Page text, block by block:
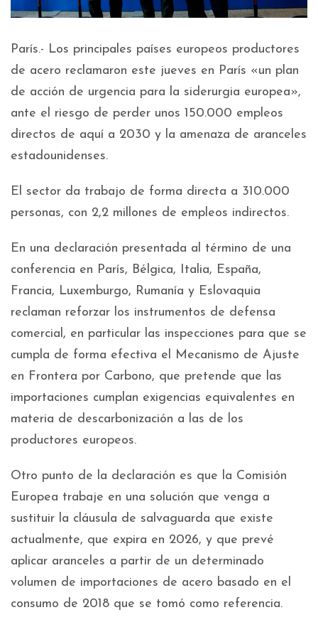
París.- Los principales países europeos productores
de acero reclamaron este jueves en París «un plan
de acción de urgencia para la siderurgia europea»,
ante el riesgo de perder unos 150.000 empleos
directos de aquí a 2030 y la amenaza de aranceles
estadounidenses.
El sector da trabajo de forma directa a 310.000
personas, con 2,2 millones de empleos indirectos.
En una declaración presentada al término de una
conferencia en París, Bélgica, Italia, España,
Francia, Luxemburgo, Rumanía y Eslovaquia
reclaman reforzar los instrumentos de defensa
comercial, en particular las inspecciones para que se
cumpla de forma efectiva el Mecanismo de Ajuste
en Frontera por Carbono, que pretende que las
importaciones cumplan exigencias equivalentes en
materia de descarbonización a las de los
productores europeos.
Otro punto de la declaración es que la Comisión
Europea trabaje en una solución que venga a
sustituir la cláusula de salvaguarda que existe
actualmente, que expira en 2026, y que prevé
aplicar aranceles a partir de un determinado
volumen de importaciones de acero basado en el
consumo de 2018 que se tomó como referencia.